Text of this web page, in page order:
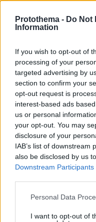
Protothema - Do Not
Information
If you wish to opt-out of
processing of your
targeted advertising by
section to confirm your
opt-out request is
interest-based ads
us or personal
your opt-out. You may
disclosure of your
IAB’s list of downstream
also be disclosed by us
Downstream Participants
Please note that this
not limited to your visit
Personal Data
I want to opt-out of
Φοβερό παγκόσμιο
άλμα στα 6.25μ. - Δείτε
05.08.2024, 23:19
ΡΟΗ
Ειδήσεις
Ρωσικά πλήγματα σε